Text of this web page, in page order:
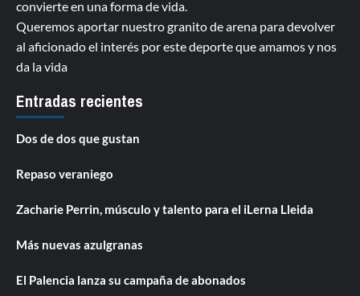
convierte en una forma de vida.
Queremos aportar nuestro granito de arena para devolver
al aficionado el interés por este deporte que amamos y nos
da la vida
Entradas recientes
Dos de dos que gustan
Repaso veraniego
Zacharie Perrin, músculo y talento para el iLerna Lleida
Más nuevas azulgranas
El Palencia lanza su campaña de abonados